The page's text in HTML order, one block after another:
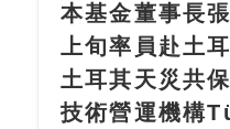
本基金董事長
上旬率員赴土
土耳其天災共
技術營運機構